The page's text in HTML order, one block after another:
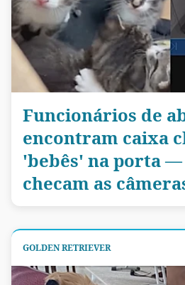
Funcionários de
encontram caixa
'bebês' na porta —
checam as
GOLDEN RETRIEVER